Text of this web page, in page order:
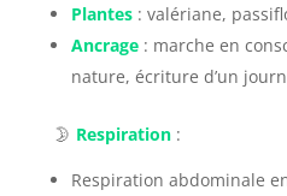
Plantes: valériane,
Ancrage: marche en
nature, écriture d’un
🌛 Respiration:
Respiration abdominale